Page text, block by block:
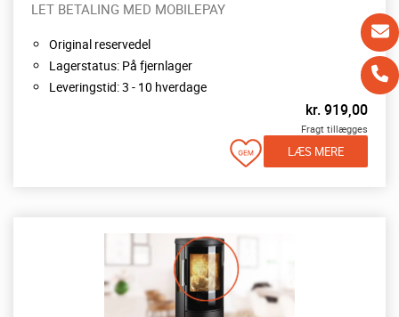
LET BETALING MED MOBILEPAY
Original reservedel
Lagerstatus: På fjernlager
Leveringstid: 3 - 10 hverdage
kr.919,00
Fragt tillægges
LÆS MERE